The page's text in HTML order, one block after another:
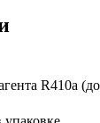
R410a